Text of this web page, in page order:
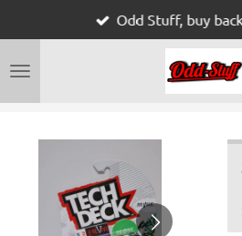
naar
Odd Stuff, buy